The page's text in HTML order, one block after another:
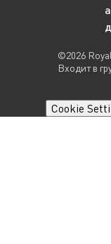
©2026
Входит в
Cookie